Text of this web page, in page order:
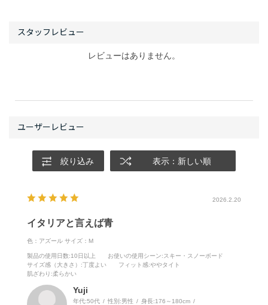
絞り込み 表示：新しい順
2026.2.20
イタリアと言えば青
色：アズール サイズ：M
製品の使用日数:10日以上 お使いの使用シーン:スキー・スノーボード
サイズ感（大きさ） :丁度よい フィット感:ややタイト
肌ざわり :柔らかい
Yuji
年代:50代 性別:男性 身長:176～180cm
レビューはありません。